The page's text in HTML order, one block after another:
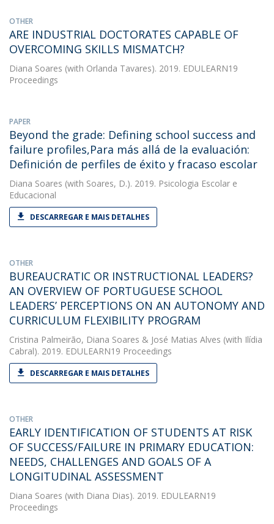
OTHER
ARE INDUSTRIAL DOCTORATES CAPABLE OF
OVERCOMING SKILLS MISMATCH?
Diana Soares (with Orlanda Tavares). 2019. EDULEARN19
Proceedings
PAPER
Beyond the grade: Defining school success and
failure profiles,Para más allá de la evaluación:
Definición de perfiles de éxito y fracaso escolar
Diana Soares (with Soares, D.). 2019. Psicologia Escolar e
Educacional
DESCARREGAR E MAIS DETALHES
OTHER
BUREAUCRATIC OR INSTRUCTIONAL LEADERS?
AN OVERVIEW OF PORTUGUESE SCHOOL
LEADERS’ PERCEPTIONS ON AN AUTONOMY AND
CURRICULUM FLEXIBILITY PROGRAM
Cristina Palmeirão, Diana Soares & José Matias Alves (with Ilídia
Cabral). 2019. EDULEARN19 Proceedings
DESCARREGAR E MAIS DETALHES
OTHER
EARLY IDENTIFICATION OF STUDENTS AT RISK
OF SUCCESS/FAILURE IN PRIMARY EDUCATION:
NEEDS, CHALLENGES AND GOALS OF A
LONGITUDINAL ASSESSMENT
Diana Soares (with Diana Dias). 2019. EDULEARN19
Proceedings